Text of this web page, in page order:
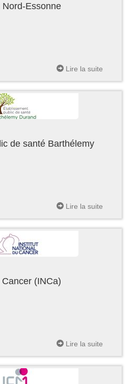
Essonne
Lire la suite
de santé Barthélemy
Lire la suite
(INCa)
Lire la suite